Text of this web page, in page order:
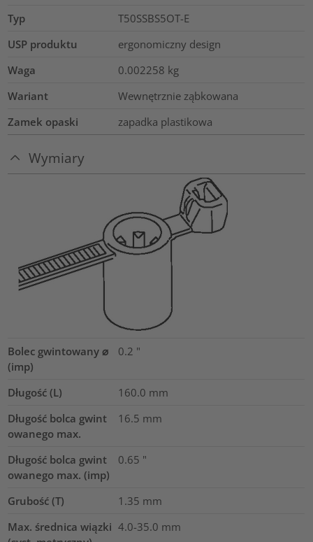
Typ
T50SSBS5OT-E
USP produktu
ergonomiczny design
Waga
0.002258 kg
Wariant
Wewnętrznie ząbkowana
Zamek opaski
zapadka plastikowa
Wymiary
Bolec gwintowany ⌀
(imp)
0.2 "
Długość (L) 160.0 mm
Długość bolca gwint
owanego max.
16.5 mm
Długość bolca gwint
owanego max. (imp)
0.65 "
Grubość (T) 1.35 mm
Max. średnica wiązki 4.0-35.0 mm